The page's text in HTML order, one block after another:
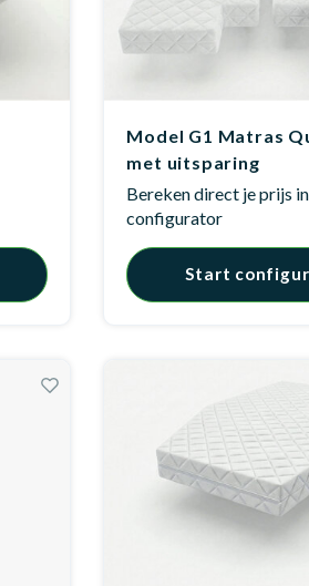
Model G1 Matras
met uitsparing
Bereken direct je prijs
configurator
Start